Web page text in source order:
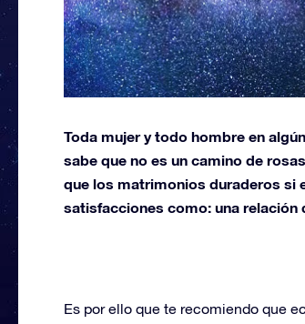
Toda mujer y todo hombre en
sabe que no es un camino de
que los matrimonios duraderos si
satisfacciones como: una relación
Es por ello que te recomiendo que